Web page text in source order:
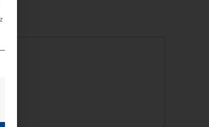
Die erste Service-Gruppe ist essenziell und kann nicht